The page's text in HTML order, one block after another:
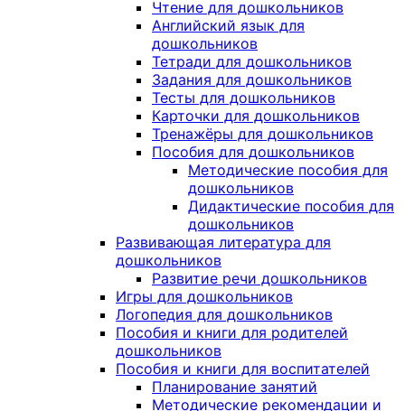
Чтение для дошкольников
Английский язык для
дошкольников
Тетради для дошкольников
Задания для дошкольников
Тесты для дошкольников
Карточки для дошкольников
Тренажёры для дошкольников
Пособия для дошкольников
Методические пособия для
дошкольников
Дидактические пособия для
дошкольников
Развивающая литература для
дошкольников
Развитие речи дошкольников
Игры для дошкольников
Логопедия для дошкольников
Пособия и книги для родителей
дошкольников
Пособия и книги для воспитателей
Планирование занятий
Методические рекомендации и